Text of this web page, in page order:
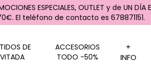
ESPECIALES, OUTLET y de UN
70€. El teléfono de contacto es 678871151.
DE
ACCESORIOS
TODO -50%
+
INFO